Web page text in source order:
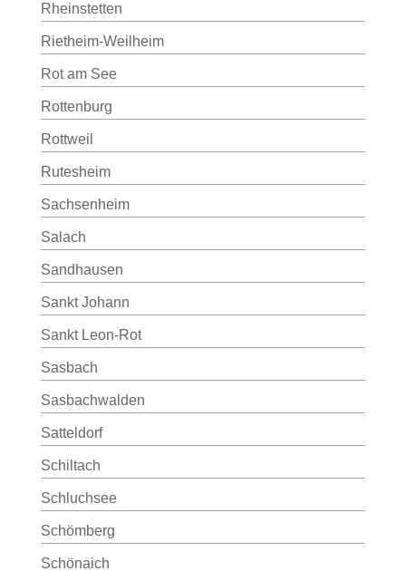
Rheinstetten
Rietheim-Weilheim
Rot am See
Rottenburg
Rottweil
Rutesheim
Sachsenheim
Salach
Sandhausen
Sankt Johann
Sankt Leon-Rot
Sasbach
Sasbachwalden
Satteldorf
Schiltach
Schluchsee
Schömberg
Schönaich